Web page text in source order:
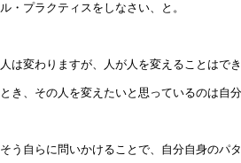
ル・プラクティスをしなさい、と。
人は変わりますが、人が人を変えることはで
とき、その人を変えたいと思っているのは自
そう自らに問いかけることで、自分自身のパ